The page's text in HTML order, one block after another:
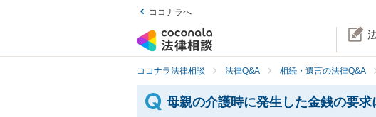
ココナラへ
ココナラ法律相談 法律Q&A 相続・遺言の法律Q&A
母親の介護時に発生した金銭の要求